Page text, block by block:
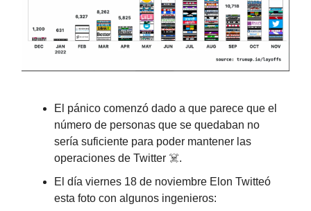
El pánico comenzó dado a que parece que el
número de personas que se quedaban no
sería suficiente para poder mantener las
operaciones de Twitter ☠️.
El día viernes 18 de noviembre Elon Twitteó
esta foto con algunos ingenieros: